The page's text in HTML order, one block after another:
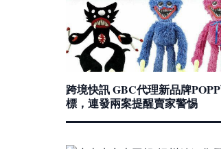
跨境快訊 GBC代理新品牌
標，連發兩案提醒賣家警惕